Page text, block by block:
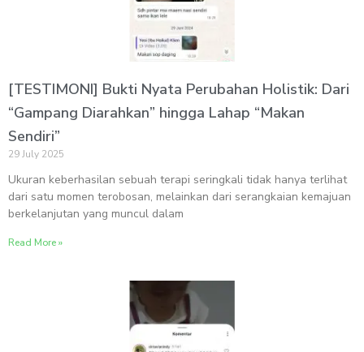
[TESTIMONI] Bukti Nyata Perubahan Holistik: Dari
“Gampang Diarahkan” hingga Lahap “Makan
Sendiri”
29 July 2025
Ukuran keberhasilan sebuah terapi seringkali tidak hanya terlihat
dari satu momen terobosan, melainkan dari serangkaian kemajuan
berkelanjutan yang muncul dalam
Read More »